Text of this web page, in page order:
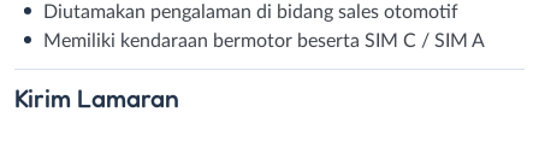
Diutamakan pengalaman di bidang sales otomotif
Memiliki kendaraan bermotor beserta SIM C / SIM A
Kirim Lamaran